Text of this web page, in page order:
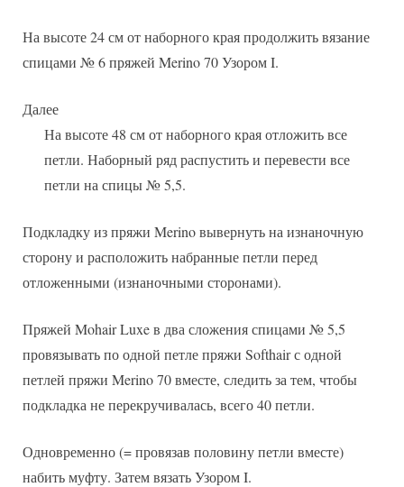
На высоте 24 см от наборного края продолжить вязание
спицами № 6 пряжей Merino 70 Узором I.
Далее
На высоте 48 см от наборного края отложить все
петли. Наборный ряд распустить и перевести все
петли на спицы № 5,5.
Подкладку из пряжи Merino вывернуть на изнаночную
сторону и расположить набранные петли перед
отложенными (изнаночными сторонами).
Пряжей Mohair Luxe в два сложения спицами № 5,5
провязывать по одной петле пряжи Softhair с одной
петлей пряжи Merino 70 вместе, следить за тем, чтобы
подкладка не перекручивалась, всего 40 петли.
Одновременно (= провязав половину петли вместе)
набить муфту. Затем вязать Узором I.